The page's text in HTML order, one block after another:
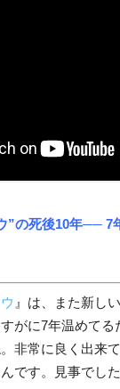
”の死後10年── 7
』は、また新し
がに7年温めてる
非常に良く出来
です。見事でした